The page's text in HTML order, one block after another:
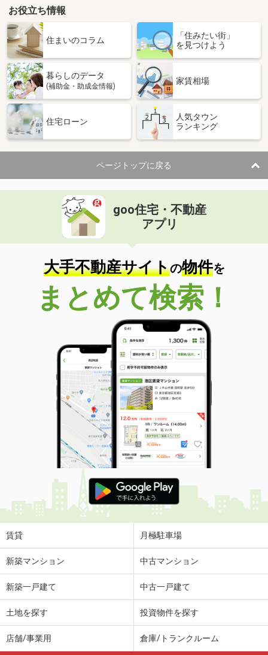
お役立ち情報
住まいのコラム
「住みたい街」
を見つけよう
暮らしのデータ
(補助金・助成金情報)
家賃相場
住宅ローン
人気タウン
ランキング
ページトップに戻る
goo住宅・不動産
アプリ
大手不動産サイトの物件を
まとめて検索！
賃貸 月極駐車場
新築マンション 中古マンション
新築一戸建て 中古一戸建て
土地を探す 投資物件を探す
店舗/事業用 倉庫/トランクルーム